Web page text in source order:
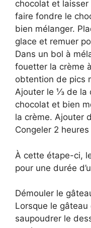
chocolat et
faire fondre le
bien mélanger.
glace et remuer
Dans un bol à
fouetter la crème
obtention de pics
Ajouter le ⅓ de la
chocolat et bien
la crème. Ajouter
Congeler 2
À cette étape-ci,
pour une durée
Démouler le
Lorsque le
saupoudrer le